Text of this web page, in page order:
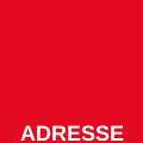
ADRESSE